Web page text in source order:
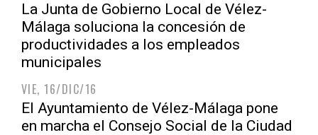
La Junta de Gobierno Local de Vélez-
Málaga soluciona la concesión de
productividades a los empleados
municipales
VIE, 16/DIC/16
El Ayuntamiento de Vélez-Málaga pone
en marcha el Consejo Social de la Ciudad